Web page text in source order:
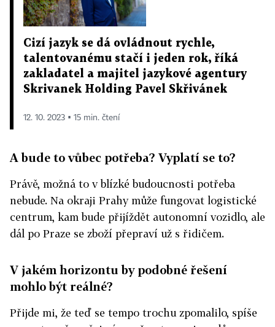
Cizí jazyk se dá ovládnout rychle,
talentovanému stačí i jeden rok, říká
zakladatel a majitel jazykové agentury
Skrivanek Holding Pavel Skřivánek
12. 10. 2023 ▪ 15 min. čtení
A bude to vůbec potřeba? Vyplatí se to?
Právě, možná to v blízké budoucnosti potřeba
nebude. Na okraji Prahy může fungovat logistické
centrum, kam bude přijíždět autonomní vozidlo, ale
dál po Praze se zboží přepraví už s řidičem.
V jakém horizontu by podobné řešení
mohlo být reálné?
Přijde mi, že teď se tempo trochu zpomalilo, spíše